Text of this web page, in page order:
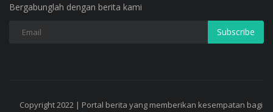
Bergabunglah dengan berita kami
Subscribe
Copyright 2022 | Portal berita yang memberikan kesempatan bagi